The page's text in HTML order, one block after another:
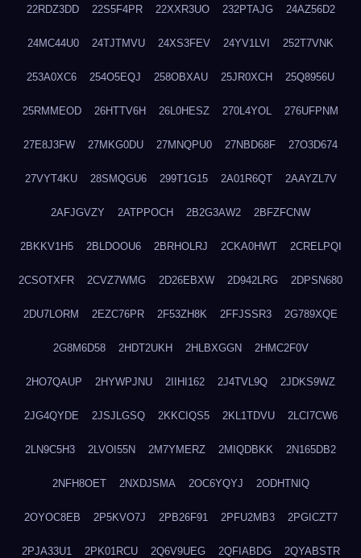
22RDZ3DD 22S5F4PR 22XXR3UO 232PTAJG 24AZ56D2
24MC44U0 24TJTMVU 24XS3FEV 24YV1LVI 252T7VNK
253A0XC6 254O5EQJ 258OBXAU 25JR0XCH 25Q8956U
25RMMEOD 26HTTV6H 26L0HESZ 270L4YOL 276UFPNM
27E8J3FW 27MKG0DU 27MNQPU0 27NBD68F 27O3D674
27VYT4KU 28SMQGU6 299T1G15 2A01R6QT 2AAYZL7V
2AFJGVZY 2ATPPOCH 2B2G3AW2 2BFZFCNW
2BKKV1H5 2BLDOOU6 2BRHOLRJ 2CKA0HWT 2CRELPQI
2CSOTXFR 2CVZ7WMG 2D26EBXW 2D942LRG 2DPSN680
2DU7LORM 2EZC76PR 2F53ZH8K 2FFJSSR3 2G789XQE
2G8M6D58 2HDT2UKH 2HLBXGGN 2HMC2F0V
2HO7QAUP 2HYWPJNU 2IIHI162 2J4TVL9Q 2JDKS9WZ
2JG4QYDE 2JSJLGSQ 2KKCIQS5 2KL1TDVU 2LCI7CW6
2LN9C5H3 2LVOI55N 2M7YMERZ 2MIQDBKK 2N165DB2
2NFH8OET 2NXDJSMA 2OC6YQYJ 2ODHTNIQ
2OYOC8EB 2P5KVO7J 2PB26F91 2PFU2MB3 2PGICZT7
2PJA33U1 2PK01RCU 2Q6V9UEG 2QFIABDG 2QYABSTR